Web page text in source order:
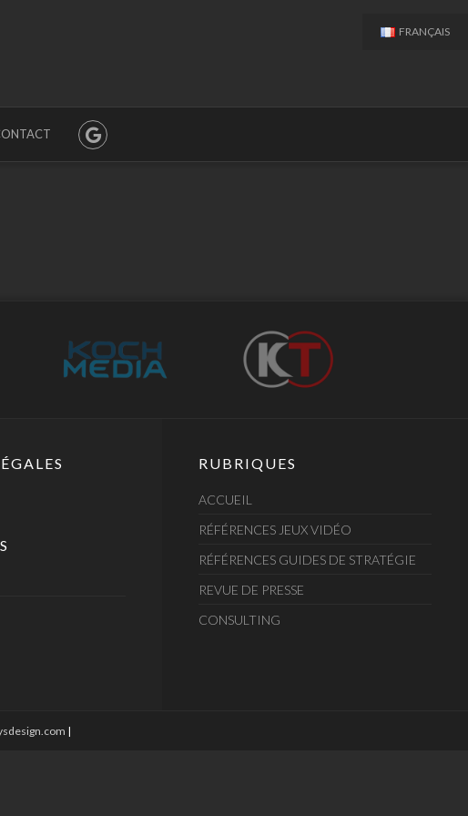
FRANÇAIS
RUBRIQUES
ACCUEIL
RÉFÉRENCES JEUX VIDÉO
RÉFÉRENCES GUIDES DE STRATÉGIE
REVUE DE PRESSE
CONSULTING
|